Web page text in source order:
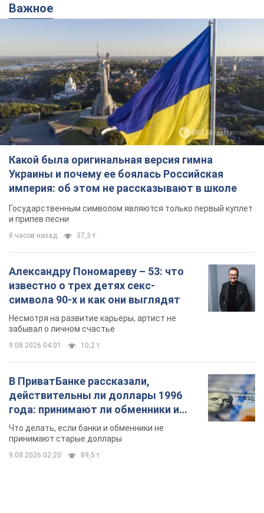
Важное
Какой была оригинальная версия гимна
Украины и почему ее боялась Российская
империя: об этом не рассказывают в школе
Государственным символом являются только первый куплет
и припев песни
8 часов назад 37,3 т.
Александру Пономареву – 53: что
известно о трех детях секс-
символа 90-х и как они выглядят
Несмотря на развитие карьеры, артист не
забывал о личном счастье
9.08.2026 04:01 10,2 т.
В ПриватБанке рассказали,
действительны ли доллары 1996
года: принимают ли обменники и
банки такие купюры
Что делать, если банки и обменники не
принимают старые доллары
9.08.2026 02:20 89,5 т.